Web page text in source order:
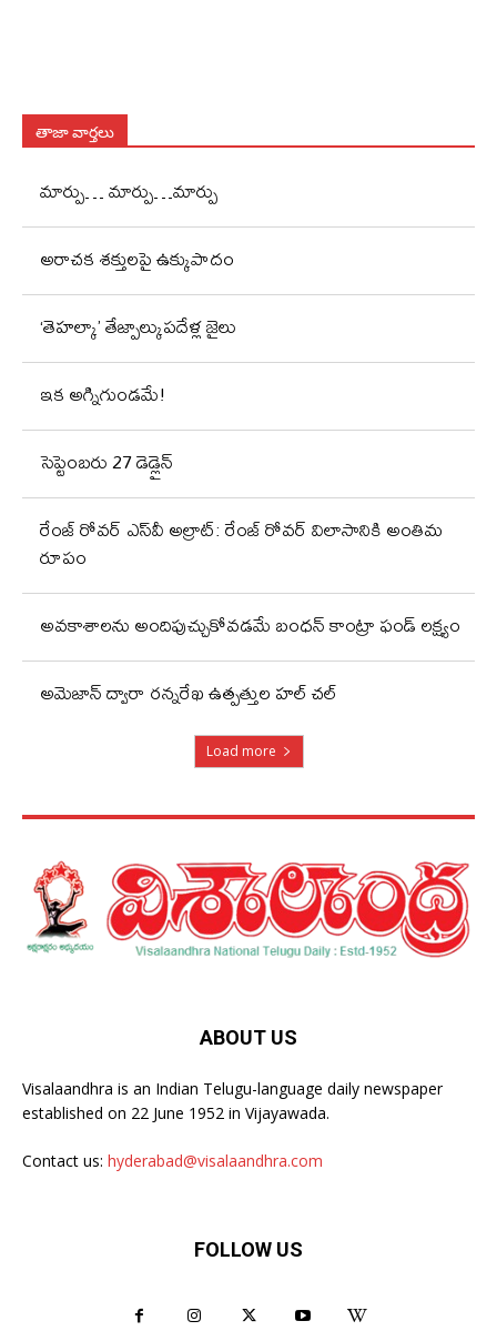
తాజా వార్తలు
మార్పు… మార్పు…మార్పు
అరాచక శక్తులపై ఉక్కుపాదం
‘తెహల్కా’ తేజ్పాల్కుపదేళ్ల జైలు
ఇక అగ్నిగుండమే!
సెప్టెంబరు 27 డెడ్లైన్
రేంజ్ రోవర్ ఎస్‌వీ అల్రాట్: రేంజ్ రోవర్ విలాసానికి అంతిమ
రూపం
అవకాశాలను అందిపుచ్చుకోవడమే బంధన్ కాంట్రా ఫండ్ లక్ష్యం
అమెజాన్ ద్వారా రన్నరేఖ ఉత్పత్తుల హల్ చల్
Load more
ABOUT US
Visalaandhra is an Indian Telugu-language daily newspaper
established on 22 June 1952 in Vijayawada.
Contact us: hyderabad@visalaandhra.com
FOLLOW US